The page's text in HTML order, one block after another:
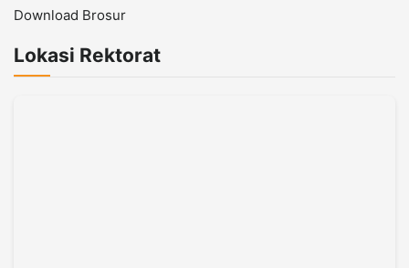
Download Brosur
Lokasi Rektorat